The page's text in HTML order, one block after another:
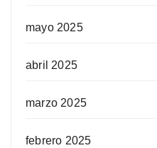
mayo 2025
abril 2025
marzo 2025
febrero 2025